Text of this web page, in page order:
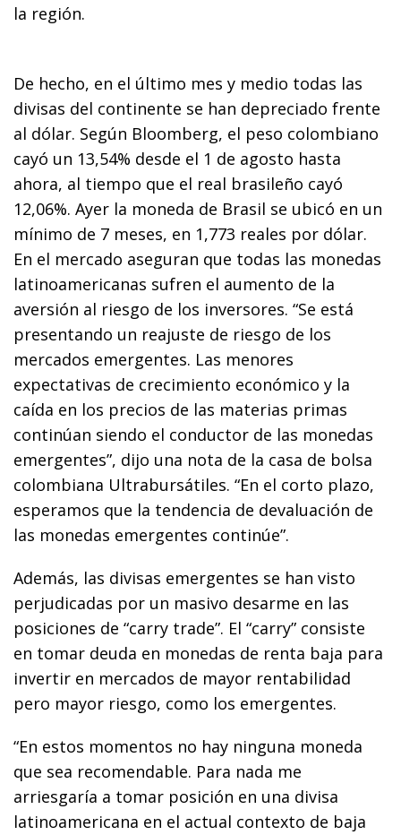
la región.
De hecho, en el último mes y medio todas las
divisas del continente se han depreciado frente
al dólar. Según Bloomberg, el peso colombiano
cayó un 13,54% desde el 1 de agosto hasta
ahora, al tiempo que el real brasileño cayó
12,06%. Ayer la moneda de Brasil se ubicó en un
mínimo de 7 meses, en 1,773 reales por dólar.
En el mercado aseguran que todas las monedas
latinoamericanas sufren el aumento de la
aversión al riesgo de los inversores. “Se está
presentando un reajuste de riesgo de los
mercados emergentes. Las menores
expectativas de crecimiento económico y la
caída en los precios de las materias primas
continúan siendo el conductor de las monedas
emergentes”, dijo una nota de la casa de bolsa
colombiana Ultrabursátiles. “En el corto plazo,
esperamos que la tendencia de devaluación de
las monedas emergentes continúe”.
Además, las divisas emergentes se han visto
perjudicadas por un masivo desarme en las
posiciones de “carry trade”. El “carry” consiste
en tomar deuda en monedas de renta baja para
invertir en mercados de mayor rentabilidad
pero mayor riesgo, como los emergentes.
“En estos momentos no hay ninguna moneda
que sea recomendable. Para nada me
arriesgaría a tomar posición en una divisa
latinoamericana en el actual contexto de baja